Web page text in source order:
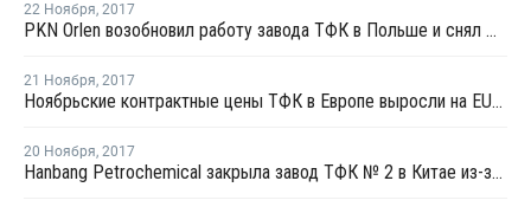
22 Ноября, 2017
PKN Orlen возобновил работу завода ТФК в Польше и снял форс-мажор
21 Ноября, 2017
Ноябрьские контрактные цены ТФК в Европе выросли на EUR13 за тонну
20 Ноября, 2017
Hanbang Petrochemical закрыла завод ТФК № 2 в Китае из-за технических проблем